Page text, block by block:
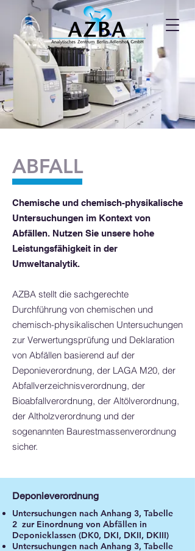
Chemische und chemisch-physikalische
Untersuchungen im Kontext von
Abfällen. Nutzen Sie unsere hohe
Leistungsfähigkeit in der
Umweltanalytik.
AZBA stellt die sachgerechte
Durchführung von chemischen und
chemisch-physikalischen Untersuchungen
zur Verwertungsprüfung und Deklaration
von Abfällen basierend auf der
Deponieverordnung, der LAGA M20, der
Abfallverzeichnisverordnung, der
Bioabfallverordnung, der Altölverordnung,
der Altholzverordnung und der
sogenannten Baurestmassenverordnung
sicher.
ABFALL
Deponieverordnung
Untersuchungen nach Anhang 3, Tabelle
2 zur Einordnung von Abfällen in
Deponieklassen (DK0, DKI, DKII, DKIII)
Untersuchungen nach Anhang 3, Tabelle